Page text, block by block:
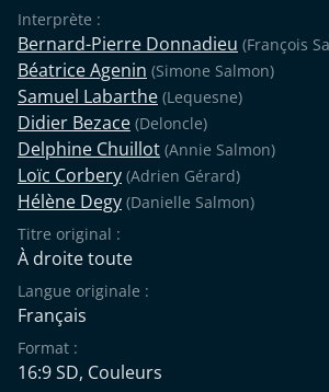
Interprète :
Bernard-Pierre Donnadieu (François
Béatrice Agenin (Simone Salmon)
Samuel Labarthe (Lequesne)
Didier Bezace (Deloncle)
Delphine Chuillot (Annie Salmon)
Loïc Corbery (Adrien Gérard)
Hélène Degy (Danielle Salmon)
Titre original :
À droite toute
Langue originale :
Français
Format :
16:9 SD, Couleurs